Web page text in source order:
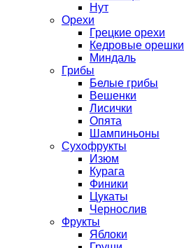
Нут
Орехи
Грецкие орехи
Кедровые орешки
Миндаль
Грибы
Белые грибы
Вешенки
Лисички
Опята
Шампиньоны
Сухофрукты
Изюм
Курага
Финики
Цукаты
Чернослив
Фрукты
Яблоки